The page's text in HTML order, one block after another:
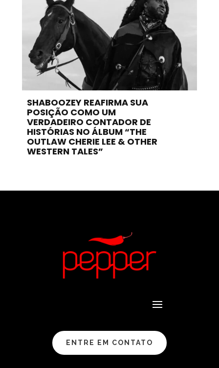
SHABOOZEY REAFIRMA SUA
POSIÇÃO COMO UM
VERDADEIRO CONTADOR DE
HISTÓRIAS NO ÁLBUM “THE
OUTLAW CHERIE LEE & OTHER
WESTERN TALES”
ENTRE EM CONTATO